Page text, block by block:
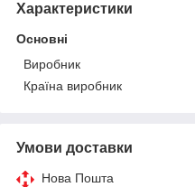
Характеристики
Основні
Виробник
Країна виробник
Умови доставки
Нова Пошта